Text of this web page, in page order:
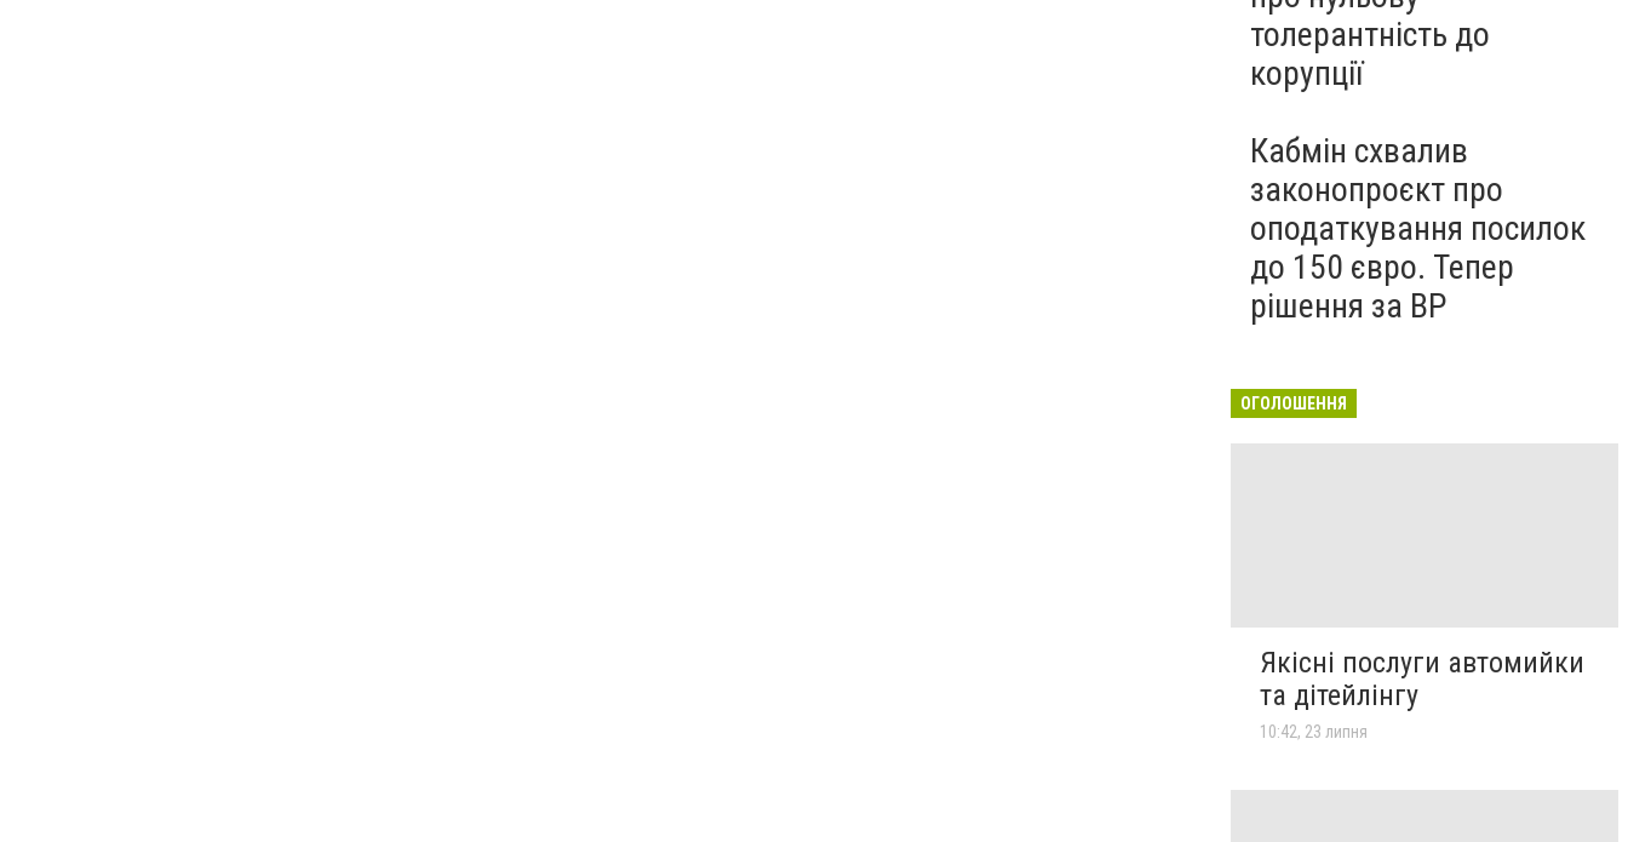
толерантність до
корупції
Кабмін схвалив
законопроєкт про
оподаткування посилок
до 150 євро. Тепер
рішення за ВР
ОГОЛОШЕННЯ
Якісні послуги автомийки
та дітейлінгу
10:42, 23 липня